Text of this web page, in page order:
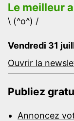
Le meilleur
\ (^o^) /
Vendredi 31
Ouvrir la
Publiez
Annoncez